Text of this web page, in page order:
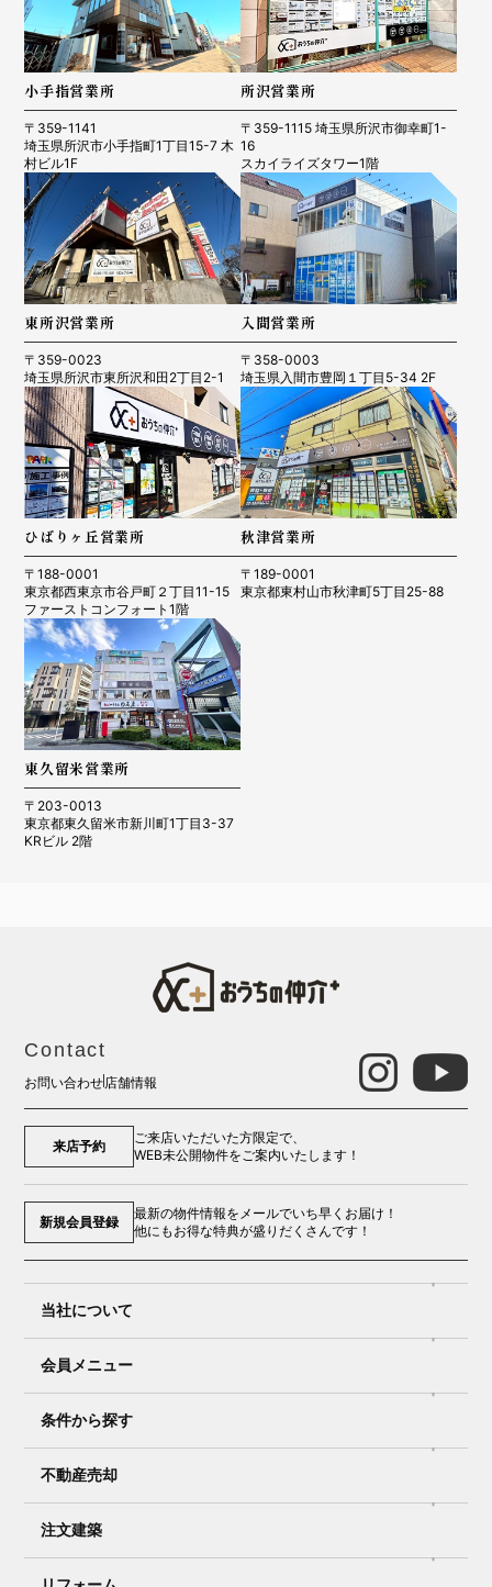
小手指営業所
〒359-1141
埼玉県所沢市小手指町1丁目15-7 木
村ビル1F
所沢営業所
〒359-1115 埼玉県所沢市御幸町1-
16
スカイライズタワー1階
東所沢営業所
〒359-0023
埼玉県所沢市東所沢和田2丁目2-1
入間営業所
〒358-0003
埼玉県入間市豊岡１丁目5-34 2F
ひばりヶ丘営業所
〒188-0001
東京都西東京市谷戸町２丁目11-15
ファーストコンフォート1階
秋津営業所
〒189-0001
東京都東村山市秋津町5丁目25-88
東久留米営業所
〒203-0013
東京都東久留米市新川町1丁目3-37
KRビル 2階
Contact
お問い合わせ店舗情報
来店予約
ご来店いただいた方限定で、
WEB未公開物件をご案内いたします！
新規会員登録
最新の物件情報をメールでいち早くお届け！
他にもお得な特典が盛りだくさんです！
当社について
会員メニュー
条件から探す
不動産売却
注文建築